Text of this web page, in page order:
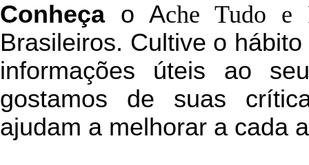
Conheçao Ache Tudo e
Brasileiros. Cultive o
informações úteis ao
gostamos de suas
ajudam a melhorar a cada